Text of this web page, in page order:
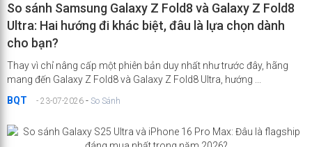
So sánh Samsung Galaxy Z Fold8 và Galaxy Z Fold8
Ultra: Hai hướng đi khác biệt, đâu là lựa chọn dành
cho bạn?
Thay vì chỉ nâng cấp một phiên bản duy nhất như trước đây, hãng
mang đến Galaxy Z Fold8 và Galaxy Z Fold8 Ultra, hướng ...
BQT
- 23-07-2026 - So Sánh